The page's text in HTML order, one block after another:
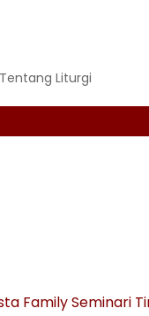
Liturgi
Family Seminari